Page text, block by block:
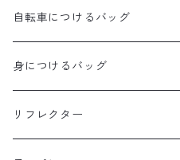
aldr works
B3
Baby Legs Bags
自転車につけるバッグ
WALD 用バッグ
ハンドルバーバッグ
身につけるバッグ
ヒップバッグ
リフレクター